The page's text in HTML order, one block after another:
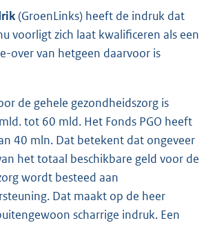
(GroenLinks) heeft de indruk dat
voorligt zich laat kwalificeren als een
over van hetgeen daarvoor is
de gehele gezondheidszorg is
tot 60 mld. Het Fonds PGO heeft
40 mln. Dat betekent dat ongeveer
het totaal beschikbare geld voor de
wordt besteed aan
Dat maakt op de heer
scharrige indruk. Een